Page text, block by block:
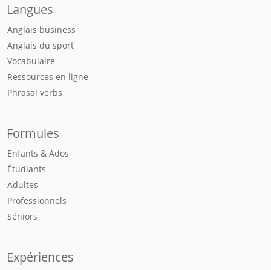
Langues
Anglais business
Anglais du sport
Vocabulaire
Ressources en ligne
Phrasal verbs
Formules
Enfants & Ados
Étudiants
Adultes
Professionnels
Séniors
Expériences